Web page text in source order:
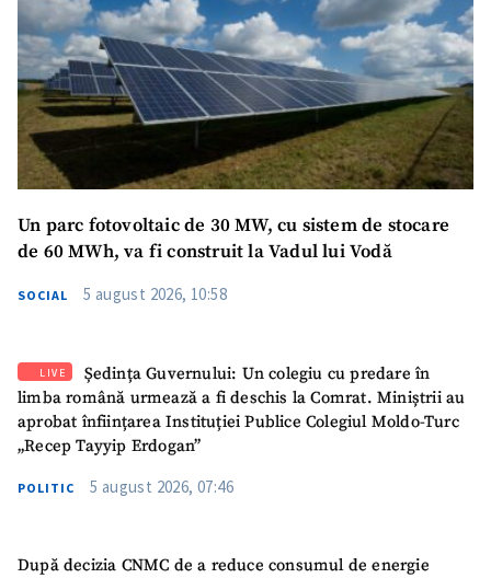
Un parc fotovoltaic de 30 MW, cu sistem de stocare
de 60 MWh, va fi construit la Vadul lui Vodă
SOCIAL 5 august 2026, 10:58
LIVE
Ședința Guvernului: Un colegiu cu predare în
limba română urmează a fi deschis la Comrat. Miniștrii au
aprobat înființarea Instituției Publice Colegiul Moldo-Turc
„Recep Tayyip Erdogan”
POLITIC 5 august 2026, 07:46
După decizia CNMC de a reduce consumul de energie